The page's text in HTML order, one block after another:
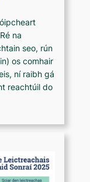
na
seo, rún
os comhair
ní raibh gá
reachtúil do